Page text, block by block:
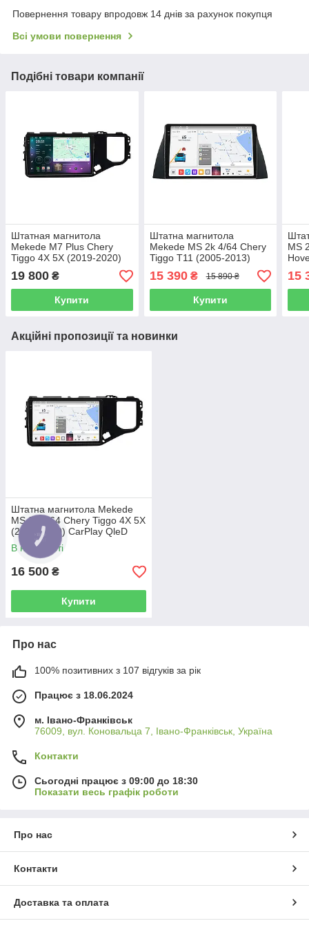
Повернення товару впродовж 14 днів за рахунок покупця
Всі умови повернення
Подібні товари компанії
Штатная магнитола
Mekede M7 Plus Chery
Tiggo 4X 5X (2019-2020)
CarPlay QleD
19 800 ₴
Купити
Штатна магнитола
Mekede MS 2k 4/64 Chery
Tiggo T11 (2005-2013)
CarPlay QleD
15 390₴ 15 890 ₴
Купити
MS
-
15
Акційні пропозиції та новинки
Штатна магнитола Mekede
MS 2k 4/64 Chery Tiggo 4X 5X
(2019-2020) CarPlay QleD
В наявності
16 500 ₴
Купити
Про нас
100% позитивних з 107 відгуків за рік
Працює з 18.06.2024
м. Івано-Франківськ
76009, вул. Коновальца 7, Івано-Франківськ, Україна
Контакти
Сьогодні працює з 09:00 до 18:30
Показати весь графік роботи
Про нас
Контакти
Доставка та оплата